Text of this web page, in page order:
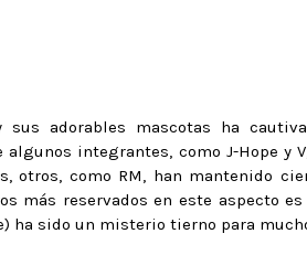
adorables mascotas ha
algunos integrantes, como J-Hope y
otros, como RM, han mantenido
más reservados en este aspecto es
ha sido un misterio tierno para